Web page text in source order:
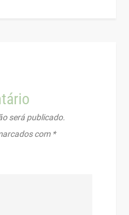
será publicado.
com *